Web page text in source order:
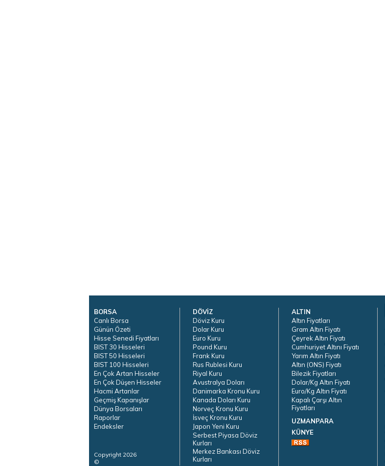
BORSA
Canlı Borsa
Günün Özeti
Hisse Senedi Fiyatları
BIST 30 Hisseleri
BIST 50 Hisseleri
BIST 100 Hisseleri
En Çok Artan Hisseler
En Çok Düşen Hisseler
Hacmi Artanlar
Geçmiş Kapanışlar
Dünya Borsaları
Raporlar
Endeksler
Copyright 2026
©
DÖVİZ
Döviz Kuru
Dolar Kuru
Euro Kuru
Pound Kuru
Frank Kuru
Rus Rublesi Kuru
Riyal Kuru
Avustralya Doları
Danimarka Kronu Kuru
Kanada Doları Kuru
Norveç Kronu Kuru
İsveç Kronu Kuru
Japon Yeni Kuru
Serbest Piyasa Döviz
Kurları
Merkez Bankası Döviz
Kurları
ALTIN
Altın Fiyatları
Gram Altın Fiyatı
Çeyrek Altın Fiyatı
Cumhuriyet Altını Fiyatı
Yarım Altın Fiyatı
Altın (ONS) Fiyatı
Bilezik Fiyatları
Dolar/Kg Altın Fiyatı
Euro/Kg Altın Fiyatı
Kapalı Çarşı Altın
Fiyatları
UZMANPARA
KÜNYE